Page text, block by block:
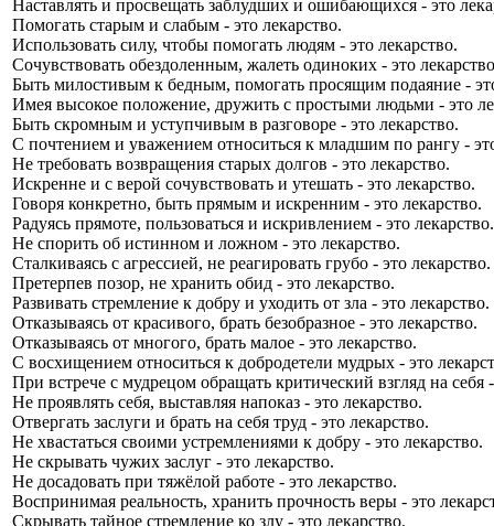
Наставлять и просвещать заблудших и ошибающихся - это
Помогать старым и слабым - это лекарство.
Использовать силу, чтобы помогать людям - это лекарство.
Сочувствовать обездоленным, жалеть одиноких - это
Быть милостивым к бедным, помогать просящим подаяние -
Имея высокое положение, дружить с простыми людьми - это
Быть скромным и уступчивым в разговоре - это лекарство.
С почтением и уважением относиться к младшим по рангу -
Не требовать возвращения старых долгов - это лекарство.
Искренне и с верой сочувствовать и утешать - это лекарство.
Говоря конкретно, быть прямым и искренним - это лекарство.
Радуясь прямоте, пользоваться и искривлением - это лекарство.
Не спорить об истинном и ложном - это лекарство.
Сталкиваясь с агрессией, не реагировать грубо - это лекарство.
Претерпев позор, не хранить обид - это лекарство.
Развивать стремление к добру и уходить от зла - это лекарство.
Отказываясь от красивого, брать безобразное - это лекарство.
Отказываясь от многого, брать малое - это лекарство.
С восхищением относиться к добродетели мудрых - это
При встрече с мудрецом обращать критический взгляд на себя
Не проявлять себя, выставляя напоказ - это лекарство.
Отвергать заслуги и брать на себя труд - это лекарство.
Не хвастаться своими устремлениями к добру - это лекарство.
Не скрывать чужих заслуг - это лекарство.
Не досадовать при тяжёлой работе - это лекарство.
Воспринимая реальность, хранить прочность веры - это
Скрывать тайное стремление ко злу - это лекарство.